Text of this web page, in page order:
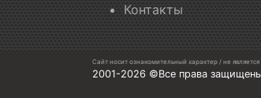
Контакты
Сайт носит ознакомительный характер / не
2001-2026 ©Все права